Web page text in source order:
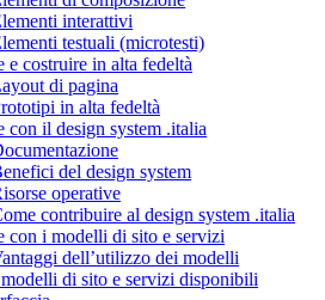
interattivi
testuali (microtesti)
e costruire in alta fedeltà
di pagina
in alta fedeltà
con il design system .italia
del design system
operative
contribuire al design system .italia
con i modelli di sito e servizi
dell’utilizzo dei modelli
di sito e servizi disponibili